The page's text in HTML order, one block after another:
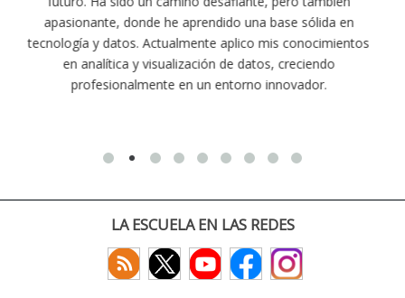
base sólida en
mis conocimientos
creciendo
innovador.
exige esfuerzo, he dedicado parte de mi
actividades como el salvamento y
convencido de que elegir teleco ha sido
decisiones que he tomado.
LA ESCUELA EN LAS REDES